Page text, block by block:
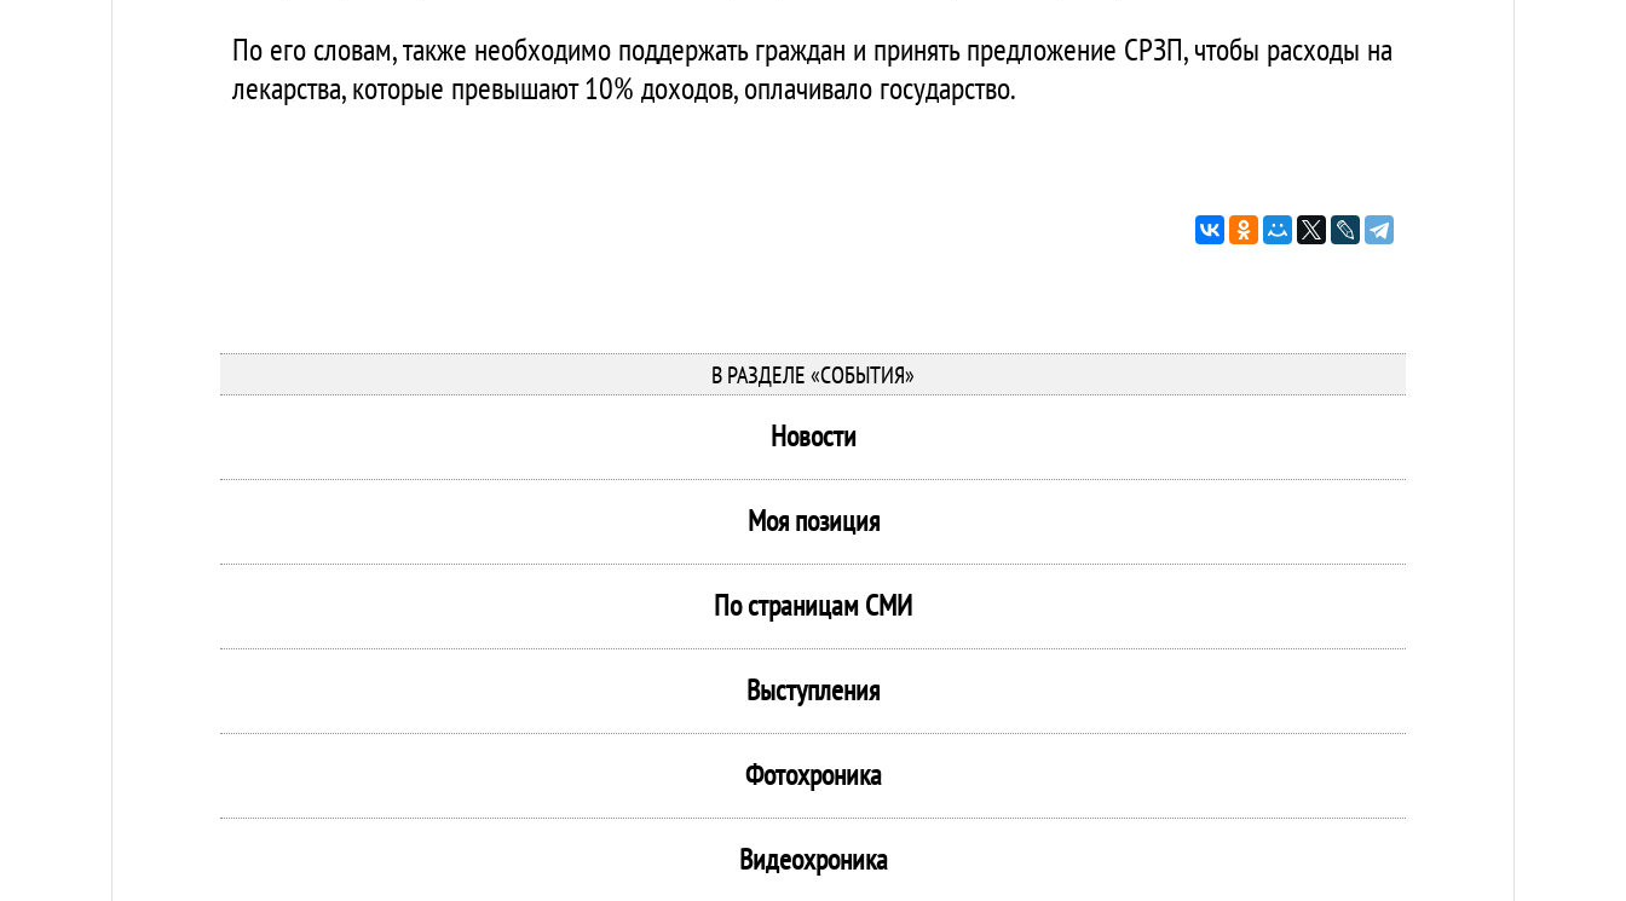
По его словам, также необходимо поддержать граждан и принять предложение СРЗП, чтобы расходы на
лекарства, которые превышают 10% доходов, оплачивало государство.
В РАЗДЕЛЕ «СОБЫТИЯ»
Новости
Моя позиция
По страницам СМИ
Выступления
Фотохроника
Видеохроника